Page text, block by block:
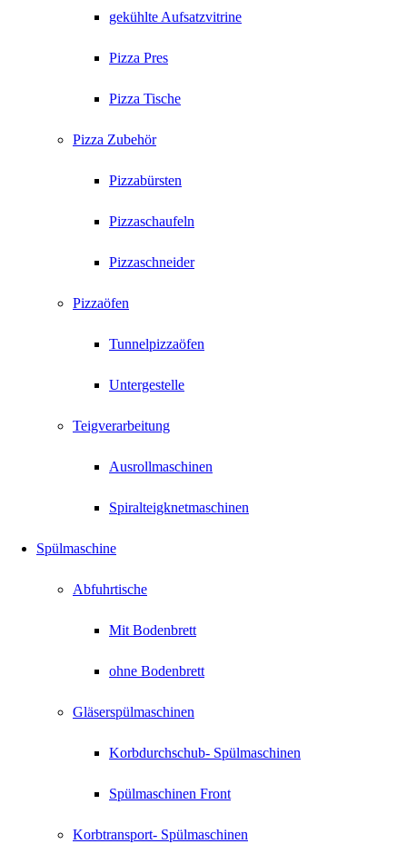
gekühlte Aufsatzvitrine
Pizza Pres
Pizza Tische
Pizza Zubehör
Pizzabürsten
Pizzaschaufeln
Pizzaschneider
Pizzaöfen
Tunnelpizzaöfen
Untergestelle
Teigverarbeitung
Ausrollmaschinen
Spiralteigknetmaschinen
Spülmaschine
Abfuhrtische
Mit Bodenbrett
ohne Bodenbrett
Gläserspülmaschinen
Korbdurchschub- Spülmaschinen
Spülmaschinen Front
Korbtransport- Spülmaschinen